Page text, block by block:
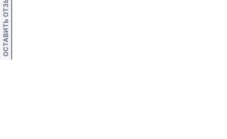
ОСТАВИТЬ ОТЗЫВ